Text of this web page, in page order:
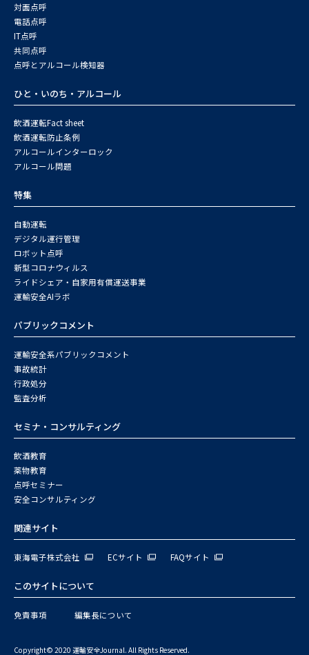
対面点呼
電話点呼
IT点呼
共同点呼
点呼とアルコール検知器
ひと・いのち・アルコール
飲酒運転Fact sheet
飲酒運転防止条例
アルコールインターロック
アルコール問題
特集
自動運転
デジタル運行管理
ロボット点呼
新型コロナウィルス
ライドシェア・自家用有償運送事業
運輸安全AIラボ
パブリックコメント
運輸安全系パブリックコメント
事故統計
行政処分
監査分析
セミナ・コンサルティング
飲酒教育
薬物教育
点呼セミナー
安全コンサルティング
関連サイト
東海電子株式会社 ECサイト FAQサイト
このサイトについて
免責事項 編集長について
Copyright© 2020 運輸安全Journal. All Rights Reserved.